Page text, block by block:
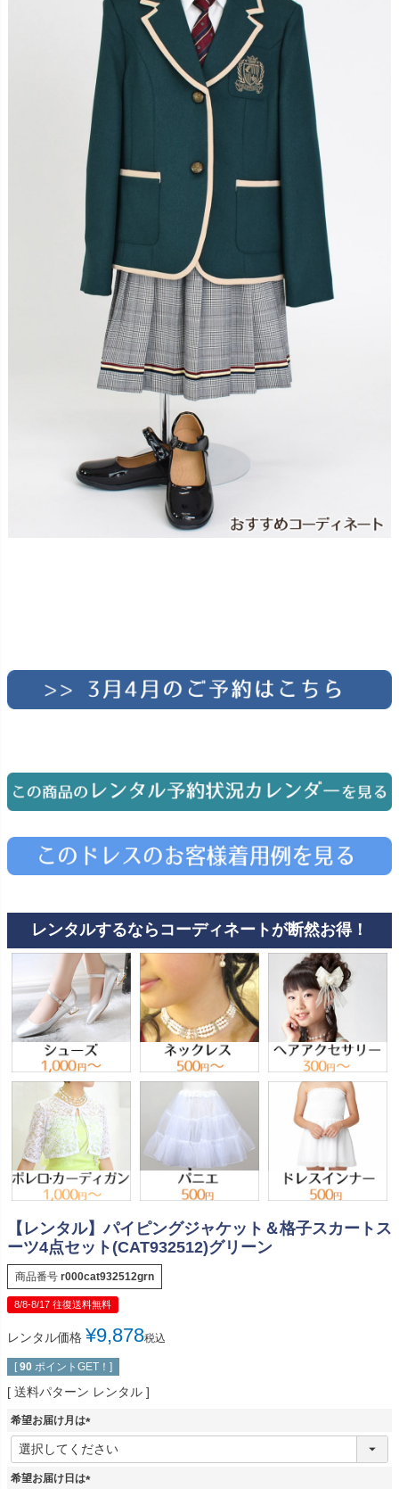
レンタルするならコーディネートが断然お得！
【レンタル】パイピングジャケット＆格子スカートス
ーツ4点セット(CAT932512)グリーン
商品番号 r000cat932512grn
8/8-8/17 往復送料無料
レンタル価格 ¥9,878税込
[ 90 ポイントGET！]
送料パターン レンタル
希望お届け月は
(
必
希望お届け日は